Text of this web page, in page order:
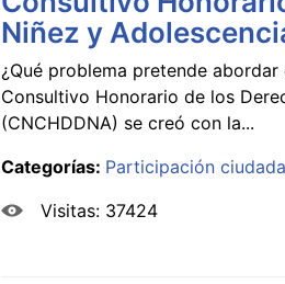
Niñez y
¿Qué problema pretende
Consultivo Honorario de los
(CNCHDDNA) se creó con la...
Categorías: Participación
Visitas: 37424